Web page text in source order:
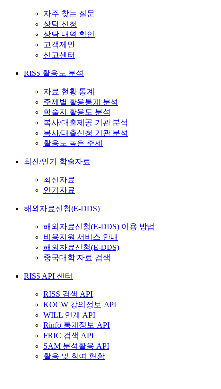
자주 찾는 질문
상담 신청
상담 내역 확인
고객제안
신고센터
RISS 활용도 분석
자료 현황 통계
주제별 활용통계 분석
학술지 활용도 분석
복사/대출제공 기관 분석
복사/대출신청 기관 분석
활용도 높은 주제
최신/인기 학술자료
최신자료
인기자료
해외자료신청(E-DDS)
해외자료신청(E-DDS) 이용 방법
비용지원 서비스 안내
해외자료신청(E-DDS)
중국대학 자료 검색
RISS API 센터
RISS 검색 API
KOCW 강의정보 API
WILL 연계 API
Rinfo 통계정보 API
FRIC 검색 API
SAM 분석활용 API
활용 및 참여 현황